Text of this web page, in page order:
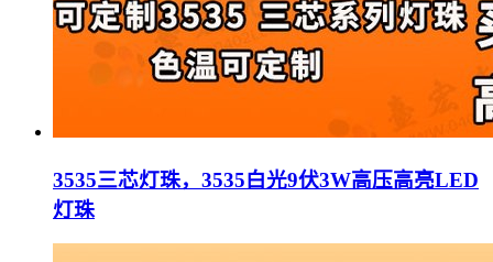
3535三芯灯珠，3535白光9伏3W高压高亮LED
灯珠